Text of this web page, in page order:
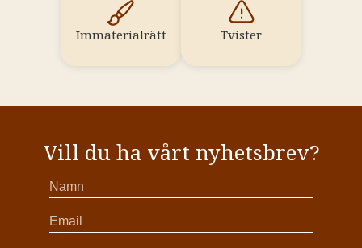
Immaterialrätt Tvister
Vill du ha vårt nyhetsbrev?